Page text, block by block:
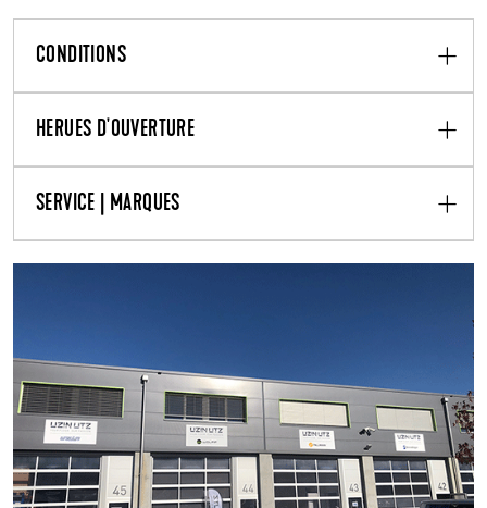
CONDITIONS
HERUES D'OUVERTURE
SERVICE | MARQUES